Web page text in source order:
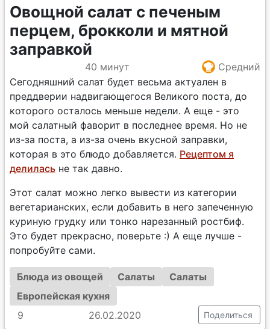
Овощной салат с печеным
перцем, брокколи и мятной
заправкой
40 минут
Средний
Сегодняшний салат будет весьма актуален в
преддверии надвигающегося Великого поста, до
которого осталось меньше недели. А еще - это
мой салатный фаворит в последнее время. Но не
из-за поста, а из-за очень вкусной заправки,
которая в это блюдо добавляется. Рецептом я
делилась не так давно.
Этот салат можно легко вывести из категории
вегетарианских, если добавить в него запеченную
куриную грудку или тонко нарезанный ростбиф.
Это будет прекрасно, поверьте :) А еще лучше -
попробуйте сами.
Блюда из овощей Салаты
Салаты
Европейская кухня
9
26.02.2020 Поделиться